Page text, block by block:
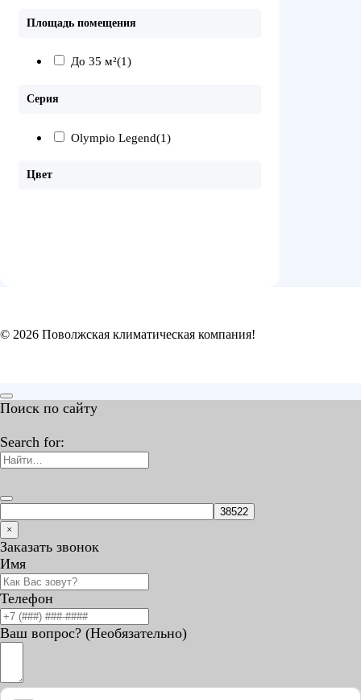
Площадь помещения
До 35 м²(1)
Серия
Olympio Legend(1)
Цвет
© 2026 Поволжская климатическая компания!
Поиск по сайту
Search for:
×
Заказать звонок
Имя
Телефон
Ваш вопрос? (Необязательно)